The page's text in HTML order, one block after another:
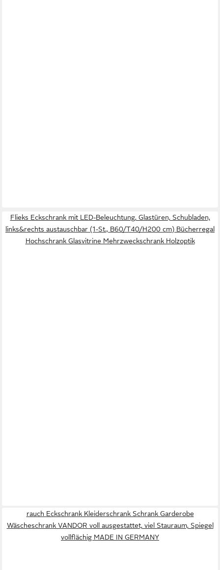
Flieks Eckschrank mit LED-Beleuchtung, Glastüren, Schubladen,
links&rechts austauschbar (1-St., B60/T40/H200 cm) Bücherregal
Hochschrank Glasvitrine Mehrzweckschrank Holzoptik
rauch Eckschrank Kleiderschrank Schrank Garderobe
Wäscheschrank VANDOR voll ausgestattet, viel Stauraum, Spiegel
vollflächig MADE IN GERMANY